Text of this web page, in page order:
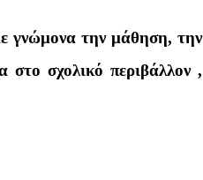
γνώμονα την μάθηση, την
σχολικό περιβάλλον ,